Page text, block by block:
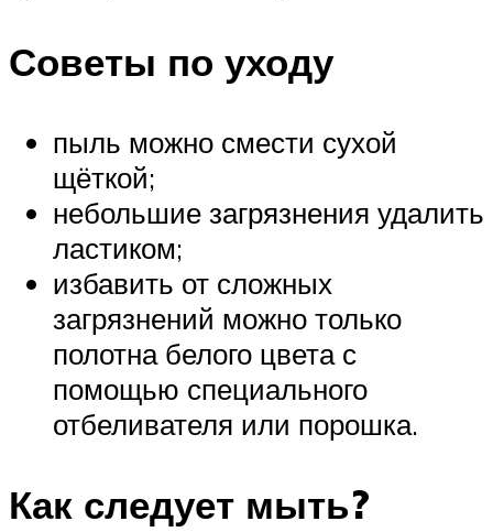
Советы по уходу
пыль можно смести сухой
щёткой;
небольшие загрязнения удалить
ластиком;
избавить от сложных
загрязнений можно только
полотна белого цвета с
помощью специального
отбеливателя или порошка.
Как следует мыть?